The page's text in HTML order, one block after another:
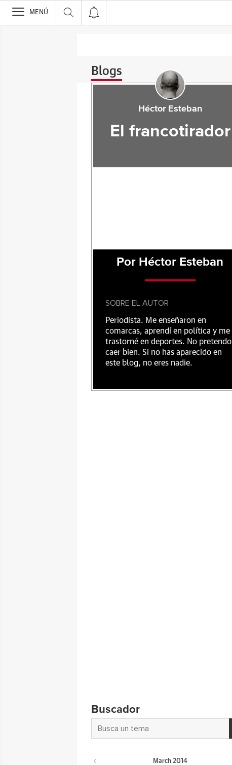
>
MENÚ
Blogs
Héctor Esteban
El francotirador
Por Héctor Esteban
SOBRE EL AUTOR
Periodista. Me enseñaron en
comarcas, aprendí en política y me
trastorné en deportes. No pretendo
caer bien. Si no has aparecido en
este blog, no eres nadie.
Buscador
March 2014